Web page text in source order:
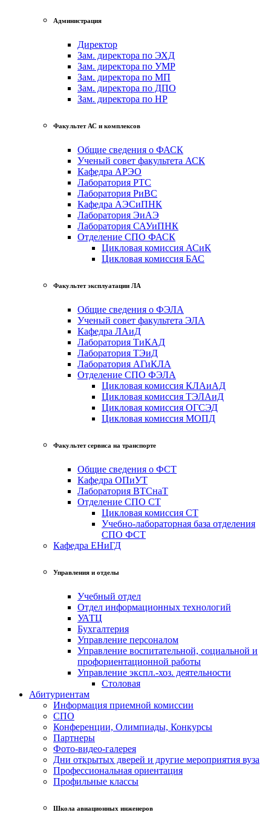
Администрация
Директор
Зам. директора по ЭХД
Зам. директора по УМР
Зам. директора по МП
Зам. директора по ДПО
Зам. директора по НР
Факультет АС и комплексов
Общие сведения о ФАСК
Ученый совет факультета АСК
Кафедра АРЭО
Лаборатория РТС
Лаборатория РиВС
Кафедра АЭСиПНК
Лаборатория ЭиАЭ
Лаборатория САУиПНК
Отделение СПО ФАСК
Цикловая комиссия АСиК
Цикловая комиссия БАС
Факультет эксплуатации ЛА
Общие сведения о ФЭЛА
Ученый совет факультета ЭЛА
Кафедра ЛАиД
Лаборатория ТиКАД
Лаборатория ТЭиД
Лаборатория АГиКЛА
Отделение СПО ФЭЛА
Цикловая комиссия КЛАиАД
Цикловая комиссия ТЭЛАиД
Цикловая комиссия ОГСЭД
Цикловая комиссия МОПД
Факультет сервиса на транспорте
Общие сведения о ФСТ
Кафедра ОПиУТ
Лаборатория ВТСнаТ
Отделение СПО СТ
Цикловая комиссия СТ
Учебно-лабораторная база отделения
СПО ФСТ
Кафедра ЕНиГД
Управления и отделы
Учебный отдел
Отдел информационных технологий
УАТЦ
Бухгалтерия
Управление персоналом
Управление воспитательной, социальной и
профориентационной работы
Управление экспл.-хоз. деятельности
Столовая
Абитуриентам
Информация приемной комиссии
СПО
Конференции, Олимпиады, Конкурсы
Партнеры
Фото-видео-галерея
Дни открытых дверей и другие мероприятия вуза
Профессиональная ориентация
Профильные классы
Школа авиационных инженеров